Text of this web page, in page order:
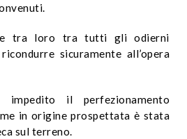
tra loro tra tutti gli odierni
sicuramente all’opera
il perfezionamento
in origine prospettata è stata
sul terreno.